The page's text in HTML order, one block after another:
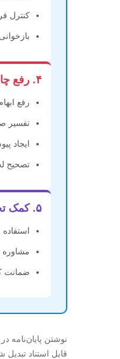
کنترل
۴. رفع چالش‌ها
رفع
تفسیر
ایجاد
تصحیح
۵. کمک تخصصی
مشاوره
ضمانت
نوشتن پایان‌نامه
قابل استناد